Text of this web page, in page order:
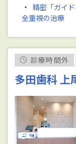
・ 精密「ガイ
全重視の治療
診療時間外
多田歯科 上